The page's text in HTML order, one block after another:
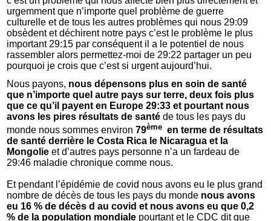
urgemment que n’importe quel problème de guerre
culturelle et de tous les autres problèmes qui nous 29:09
obsèdent et déchirent notre pays c’est le problème le plus
important 29:15 par conséquent il a le potentiel de nous
rassembler alors permettez-moi de 29:22 partager un peu
pourquoi je crois que c’est si urgent aujourd’hui.
Nous payons, nous dépensons plus en soin de santé
que n’importe quel autre pays sur terre, deux fois plus
que ce qu’il payent en Europe 29:33 et pourtant nous
avons les pires résultats de santé de tous les pays du
monde nous sommes environ79ème en terme de résultats
de santé derrière le Costa Rica le Nicaragua et la
Mongolie et d’autres pays personne n’a un fardeau de
29:46 maladie chronique comme nous.
Et pendant l’épidémie de covid nous avons eu le plus grand
nombre de décès de tous les pays du monde nous avons
eu 16 % de décès d au covid et nous avons eu que 0,2
% de la population mondiale pourtant et le CDC dit que